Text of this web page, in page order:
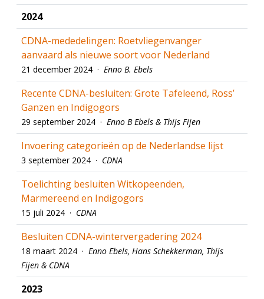
2024
CDNA-mededelingen: Roetvliegenvanger
aanvaard als nieuwe soort voor Nederland
21 december 2024 · Enno B. Ebels
Recente CDNA-besluiten: Grote Tafeleend, Ross’
Ganzen en Indigogors
29 september 2024 · Enno B Ebels & Thijs Fijen
Invoering categorieën op de Nederlandse lijst
3 september 2024 · CDNA
Toelichting besluiten Witkopeenden,
Marmereend en Indigogors
15 juli 2024 · CDNA
Besluiten CDNA-wintervergadering 2024
18 maart 2024 · Enno Ebels, Hans Schekkerman, Thijs
Fijen & CDNA
2023